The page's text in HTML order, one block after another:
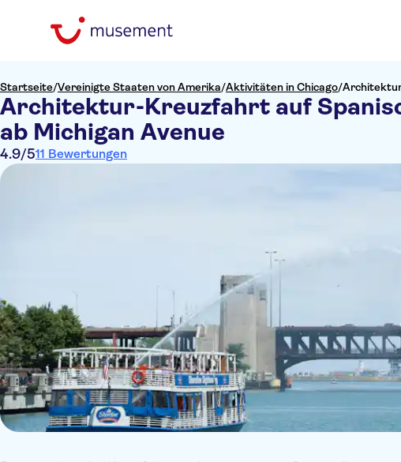
Startseite/Vereinigte Staaten von Amerika/Aktivitäten in Chicago/
Architektur-Kreuzfahrt auf
ab Michigan Avenue
4.9/511 Bewertungen